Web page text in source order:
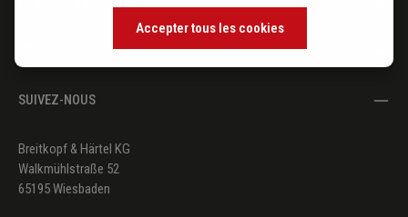
SUIVEZ-NOUS
Breitkopf & Härtel KG
Walkmühlstraße 52
65195 Wiesbaden
Accepter tous les cookies